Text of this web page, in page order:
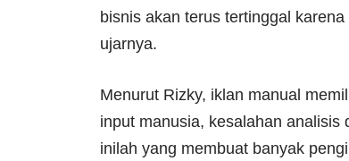
bisnis akan terus tertinggal
ujarnya.
Menurut Rizky, iklan manual
input manusia, kesalahan analisis
inilah yang membuat banyak